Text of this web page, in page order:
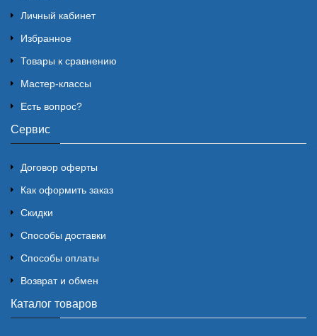
Личный кабинет
Избранное
Товары к сравнению
Мастер-классы
Есть вопрос?
Сервис
Договор оферты
Как оформить заказ
Скидки
Способы доставки
Способы оплаты
Возврат и обмен
Каталог товаров